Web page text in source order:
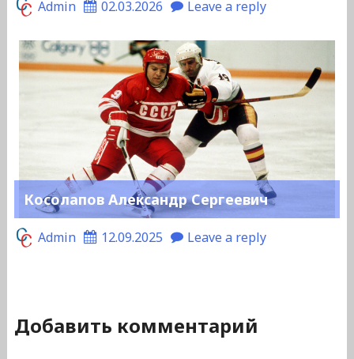
Admin 02.03.2026 Leave a reply
Косолапов Александр Сергеевич
Admin 12.09.2025 Leave a reply
Добавить комментарий